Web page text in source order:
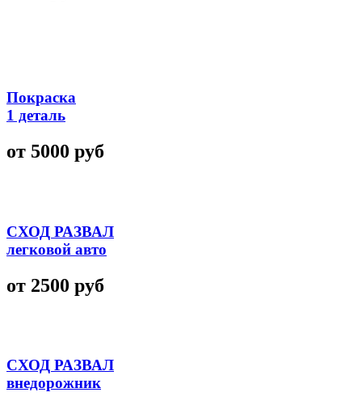
Покраска
1 деталь
от 5000 руб
СХОД РАЗВАЛ
легковой авто
от 2500 руб
СХОД РАЗВАЛ
внедорожник